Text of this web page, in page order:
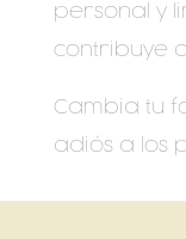
personal y
contribuye
Cambia tu
adiós a los